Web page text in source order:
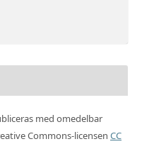
med omedelbar
Commons-licensen CC